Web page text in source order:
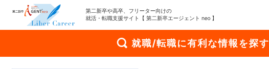
第二新卒や高卒、フリーター向けの
就活・転職支援サイト【 第二新卒エージェント neo 】
就職/転職に有利な情報を探す